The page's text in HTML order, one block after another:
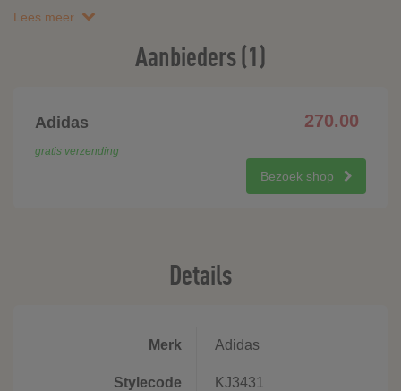
Lees meer
Aanbieders (1)
Adidas 270.00
gratis verzending
Bezoek shop
Details
Merk Adidas
Stylecode KJ3431